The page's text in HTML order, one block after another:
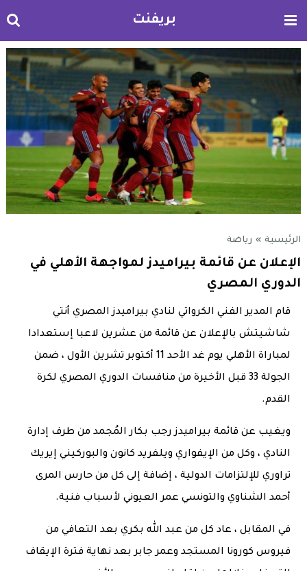
بريفنت
الرئيسية » رياضة
الإعلان عن قائمة بيراميدز لمواجهة الأهلي في
الدوري المصري
قام المدير الفني الكرواتي لنادي بيراميدز المصري أنتي
شاشيتش بالإعلان عن قائمة من عشرين لاعبا إستعدادا
لمباراة الأهلي يوم غد الأحد 11 أكتوبر تشرين الأول ، ضمن
الجولة 33 قبل الأخيرة من منافسات الدوري المصري لكرة
القدم.
ويغيب عن قائمة بيراميدز رجب بكار المُجمد من طرف إدارة
النادي ، وكل من الإيفواري ويلفريد كانون والبوركيني إيريك
تراوري للإلتزامات الدولية ، إضافة إلى كل من حارس المرى
أحمد الشناوي والتونسي عمر العيوني لأسباب فنية.
في المقابل ، عاد كل من عبد الله بكري بعد التعافي من
فيروس كورونا المستجد وعمر جابر بعد نهاية فترة الإيقاف